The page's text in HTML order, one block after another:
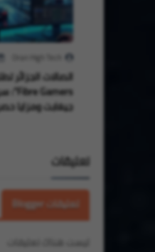
Oran High Tech
جيغابت ومزايا
تعليقات
تعليقات Blogger
ليست هناك تعليقات